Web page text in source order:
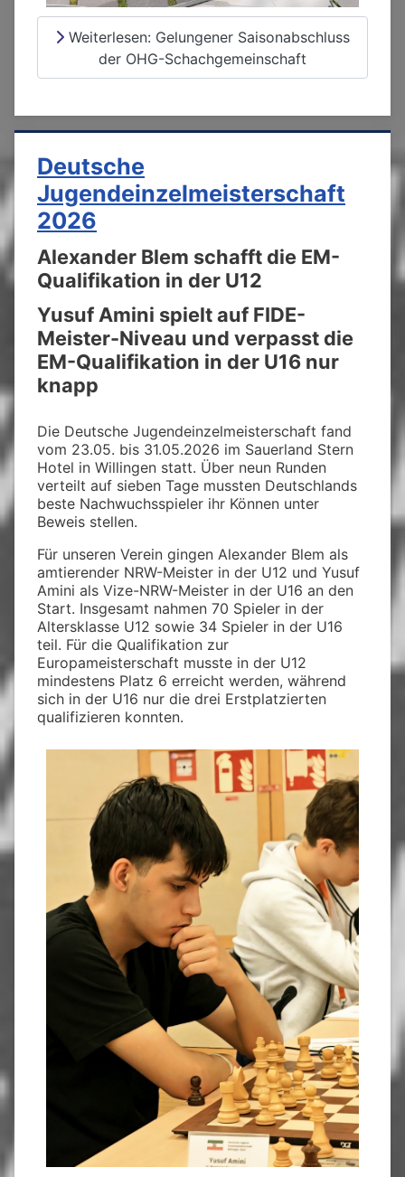
Weiterlesen: Gelungener Saisonabschluss
der OHG-Schachgemeinschaft
Deutsche
Jugendeinzelmeisterschaft
2026
Alexander Blem schafft die EM-
Qualifikation in der U12
Yusuf Amini spielt auf FIDE-
Meister-Niveau und verpasst die
EM-Qualifikation in der U16 nur
knapp
Die Deutsche Jugendeinzelmeisterschaft fand
vom 23.05. bis 31.05.2026 im Sauerland Stern
Hotel in Willingen statt. Über neun Runden
verteilt auf sieben Tage mussten Deutschlands
beste Nachwuchsspieler ihr Können unter
Beweis stellen.
Für unseren Verein gingen Alexander Blem als
amtierender NRW-Meister in der U12 und Yusuf
Amini als Vize-NRW-Meister in der U16 an den
Start. Insgesamt nahmen 70 Spieler in der
Altersklasse U12 sowie 34 Spieler in der U16
teil. Für die Qualifikation zur
Europameisterschaft musste in der U12
mindestens Platz 6 erreicht werden, während
sich in der U16 nur die drei Erstplatzierten
qualifizieren konnten.